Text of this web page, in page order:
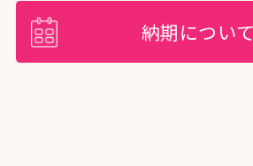
納期について